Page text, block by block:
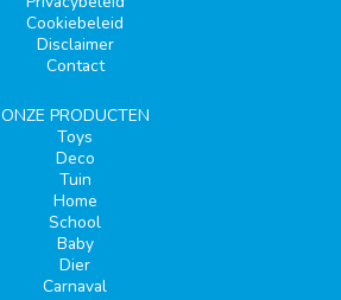
Cookiebeleid
Disclaimer
Contact
ONZE PRODUCTEN
Toys
Deco
Tuin
Home
School
Baby
Dier
Carnaval